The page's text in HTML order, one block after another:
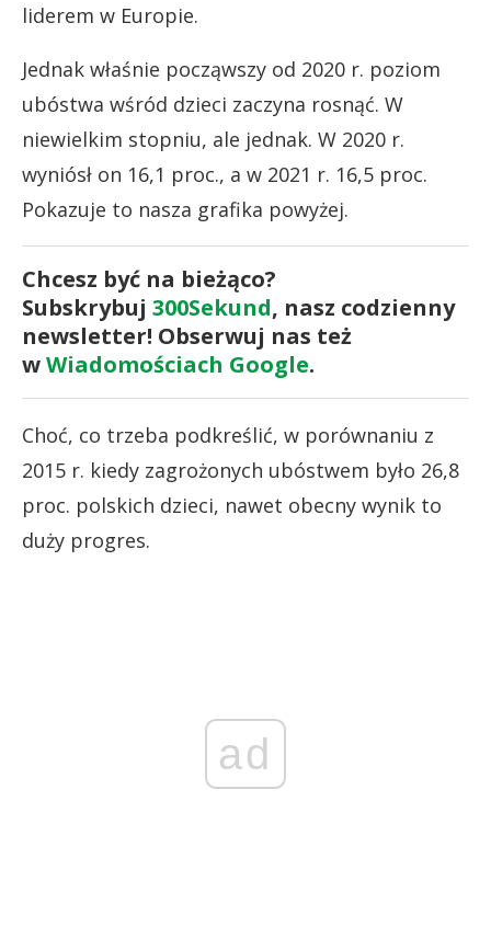
liderem w Europie.
Jednak właśnie począwszy od 2020 r. poziom
ubóstwa wśród dzieci zaczyna rosnąć. W
niewielkim stopniu, ale jednak. W 2020 r.
wyniósł on 16,1 proc., a w 2021 r. 16,5 proc.
Pokazuje to nasza grafika powyżej.
Chcesz być na bieżąco?
Subskrybuj 300Sekund, nasz codzienny
newsletter! Obserwuj nas też
wWiadomościach Google.
Choć, co trzeba podkreślić, w porównaniu z
2015 r. kiedy zagrożonych ubóstwem było 26,8
proc. polskich dzieci, nawet obecny wynik to
duży progres.
ad